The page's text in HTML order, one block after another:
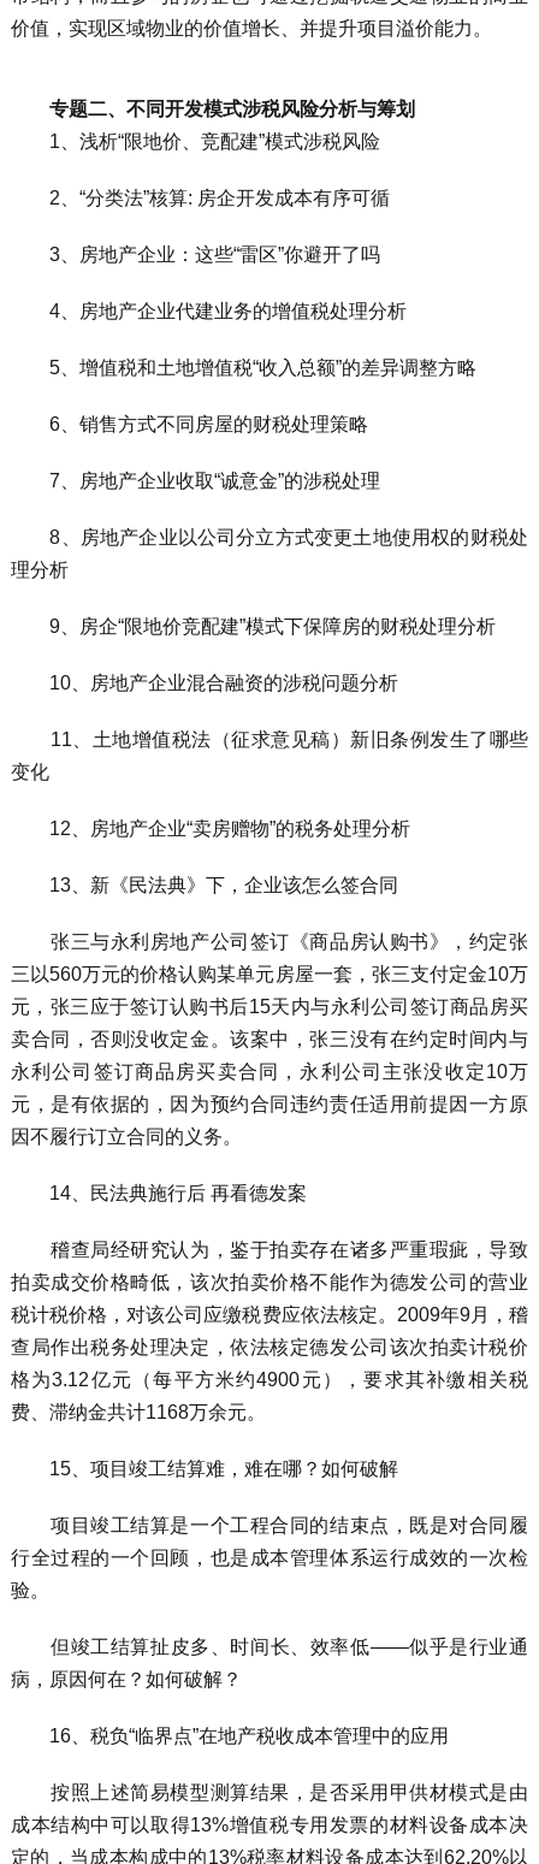
价值，实现区域物业的价值增长、并提升项目溢价能力。
专题二、不同开发模式涉税风险分析与筹划
1、浅析“限地价、竞配建”模式涉税风险
2、“分类法”核算: 房企开发成本有序可循
3、房地产企业：这些“雷区”你避开了吗
4、房地产企业代建业务的增值税处理分析
5、增值税和土地增值税“收入总额”的差异调整方略
6、销售方式不同房屋的财税处理策略
7、房地产企业收取“诚意金”的涉税处理
8、房地产企业以公司分立方式变更土地使用权的财税处
理分析
9、房企“限地价竞配建”模式下保障房的财税处理分析
10、房地产企业混合融资的涉税问题分析
11、土地增值税法（征求意见稿）新旧条例发生了哪些
变化
12、房地产企业“卖房赠物”的税务处理分析
13、新《民法典》下，企业该怎么签合同
张三与永利房地产公司签订《商品房认购书》，约定张
三以560万元的价格认购某单元房屋一套，张三支付定金10万
元，张三应于签订认购书后15天内与永利公司签订商品房买
卖合同，否则没收定金。该案中，张三没有在约定时间内与
永利公司签订商品房买卖合同，永利公司主张没收定10万
元，是有依据的，因为预约合同违约责任适用前提因一方原
因不履行订立合同的义务。
14、民法典施行后 再看德发案
稽查局经研究认为，鉴于拍卖存在诸多严重瑕疵，导致
拍卖成交价格畸低，该次拍卖价格不能作为德发公司的营业
税计税价格，对该公司应缴税费应依法核定。2009年9月，稽
查局作出税务处理决定，依法核定德发公司该次拍卖计税价
格为3.12亿元（每平方米约4900元），要求其补缴相关税
费、滞纳金共计1168万余元。
15、项目竣工结算难，难在哪？如何破解
项目竣工结算是一个工程合同的结束点，既是对合同履
行全过程的一个回顾，也是成本管理体系运行成效的一次检
验。
但竣工结算扯皮多、时间长、效率低——似乎是行业通
病，原因何在？如何破解？
16、税负“临界点”在地产税收成本管理中的应用
按照上述简易模型测算结果，是否采用甲供材模式是由
成本结构中可以取得13%增值税专用发票的材料设备成本决
定的，当成本构成中的13%税率材料设备成本达到62.20%以